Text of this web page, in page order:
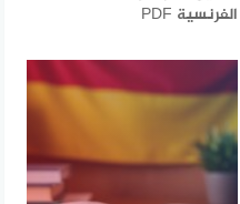
الفرنسية PDF